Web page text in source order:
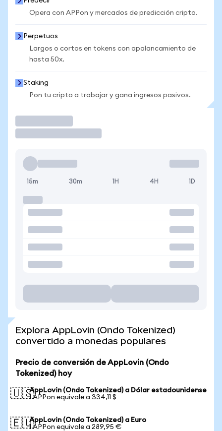
Opera con APPon y mercados de predicción cripto.
Perpetuos
Largos o cortos en tokens con apalancamiento de
hasta 50x.
Staking
Pon tu cripto a trabajar y gana ingresos pasivos.
15m 30m 1H 4H 1D
Explora AppLovin (Ondo Tokenized)
convertido a monedas populares
Precio de conversión de AppLovin (Ondo
Tokenized) hoy
🇺🇸AppLovin (Ondo Tokenized) a Dólar estadounidense
1 APPon equivale a 334,11 $
🇪🇺AppLovin (Ondo Tokenized) a Euro
1 APPon equivale a 289,95 €